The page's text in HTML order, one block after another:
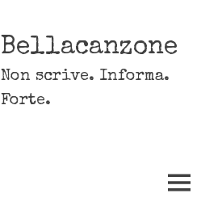
Bellacanzone
Non scrive. Informa.
Forte.
MENU